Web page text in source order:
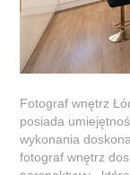
Fotograf wnętrz
posiada
wykonania
fotograf wnętrz